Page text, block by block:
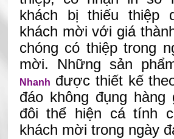
khách bị thiếu thiệp
khách mời với giá
chóng có thiệp trong
mời. Những sản
Nhanh được thiết kế
đáo không đụng hàng
đôi thể hiện cá tính
khách mời trong ngày